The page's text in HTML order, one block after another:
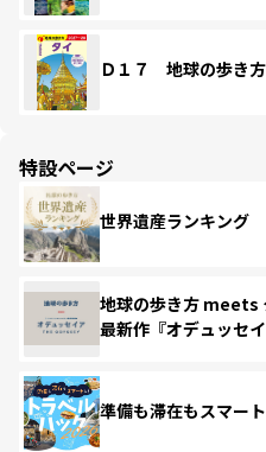
Ｄ１７ 地球の歩き
特設ページ
世界遺産ランキング
地球の歩き方 meets
最新作『オデュッセイ
準備も滞在もスマー